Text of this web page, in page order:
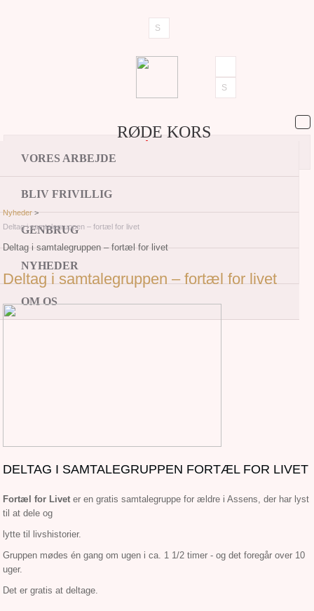
RØDE KORS
Assens
VORES ARBEJDE
BLIV FRIVILLIG
GENBRUG
NYHEDER
OM OS
Nyheder>
Deltag i samtalegruppen – fortæl for livet
Deltag i samtalegruppen – fortæl for livet
Deltag i samtalegruppen – fortæl for livet
DELTAG I SAMTALEGRUPPEN FORTÆL FOR LIVET
Fortæl for Livet er en gratis samtalegruppe for ældre i Assens, der har lyst
til at dele og
lytte til livshistorier.
Gruppen mødes én gang om ugen i ca. 1 1/2 timer - og det foregår over 10
uger.
Det er gratis at deltage.